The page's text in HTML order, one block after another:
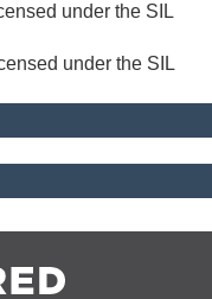
under the SIL
under the SIL